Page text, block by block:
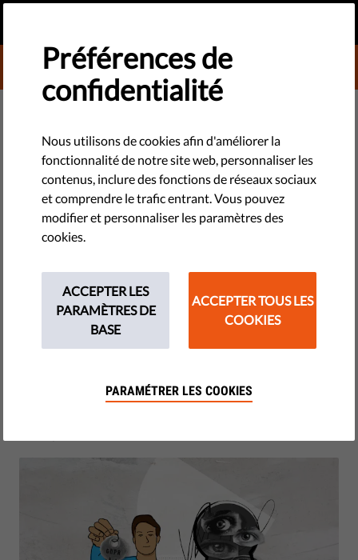
DONATE TO LIBERTIES
TECHNOLOGIES ET DROITS
​Le RGPD pour les nuls. Qu’est-ce
que c’est ? Pourquoi en avons-
nous besoin ? Pourquoi les
données personnelles doivent-
Vous ne savez pas vraiment ce qu’est le RGPD et en quoi il
est important ? Nous expliquons dans un langage simple et
Préférences de
confidentialité
Nous utilisons de cookies afin d'améliorer la
fonctionnalité de notre site web, personnaliser les
contenus, inclure des fonctions de réseaux sociaux
et comprendre le trafic entrant. Vous pouvez
modifier et personnaliser les paramètres des
cookies.
ACCEPTER LES
PARAMÈTRES DE
BASE
ACCEPTER TOUS LES
COOKIES
PARAMÉTRER LES COOKIES